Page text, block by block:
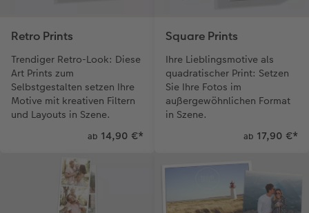
Retro Prints
Trendiger Retro-Look: Diese
Art Prints zum
Selbstgestalten setzen Ihre
Motive mit kreativen Filtern
und Layouts in Szene.
ab 14,90 €*
Square Prints
Ihre Lieblingsmotive als
quadratischer Print: Setzen
Sie Ihre Fotos im
außergewöhnlichen Format
in Szene.
ab 17,90 €*